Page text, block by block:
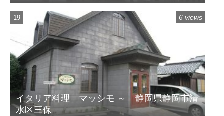
イタリア料理 マッシモ ～ 静岡県静岡市清
水区三保
6 views